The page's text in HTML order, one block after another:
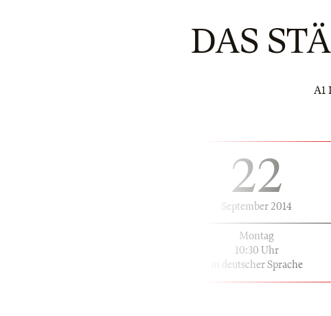
DAS
A1
22
September 2014
Montag
10:30 Uhr
in deutscher Sprache